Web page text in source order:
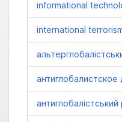
informational
international
антиглобалістський